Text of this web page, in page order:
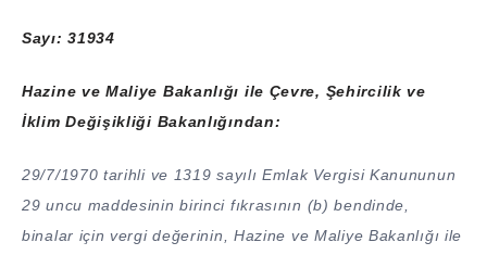
Sayı: 31934
Hazine ve Maliye Bakanlığı ile Çevre, Şehircilik ve
İklim Değişikliği Bakanlığından:
29/7/1970 tarihli ve 1319 sayılı Emlak Vergisi Kanununun
29 uncu maddesinin birinci fıkrasının (b) bendinde,
binalar için vergi değerinin, Hazine ve Maliye Bakanlığı ile